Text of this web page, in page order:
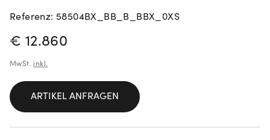
Referenz: 58504BX_BB_B_BBX_0XS
PREISINFORMATIONEN
€ 12.860
MwSt. inkl.
ARTIKEL ANFRAGEN